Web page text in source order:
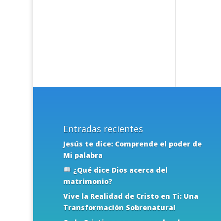
Entradas recientes
Jesús te dice: Comprende el poder de
Mi palabra
¿Qué dice Dios acerca del
matrimonio?
Vive la Realidad de Cristo en Ti: Una
Transformación Sobrenatural